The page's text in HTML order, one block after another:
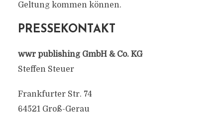
Geltung kommen können.
PRESSEKONTAKT
wwr publishing GmbH & Co. KG
Steffen Steuer
Frankfurter Str. 74
64521 Groß-Gerau